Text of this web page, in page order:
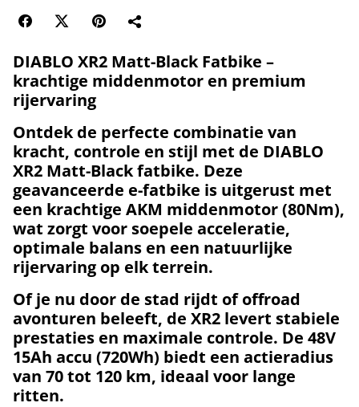
DIABLO XR2 Matt-Black Fatbike –
krachtige middenmotor en premium
rijervaring
Ontdek de perfecte combinatie van
kracht, controle en stijl met de DIABLO
XR2 Matt-Black fatbike. Deze
geavanceerde e-fatbike is uitgerust met
een krachtige AKM middenmotor (80Nm),
wat zorgt voor soepele acceleratie,
optimale balans en een natuurlijke
rijervaring op elk terrein.
Of je nu door de stad rijdt of offroad
avonturen beleeft, de XR2 levert stabiele
prestaties en maximale controle. De 48V
15Ah accu (720Wh) biedt een actieradius
van 70 tot 120 km, ideaal voor lange
ritten.